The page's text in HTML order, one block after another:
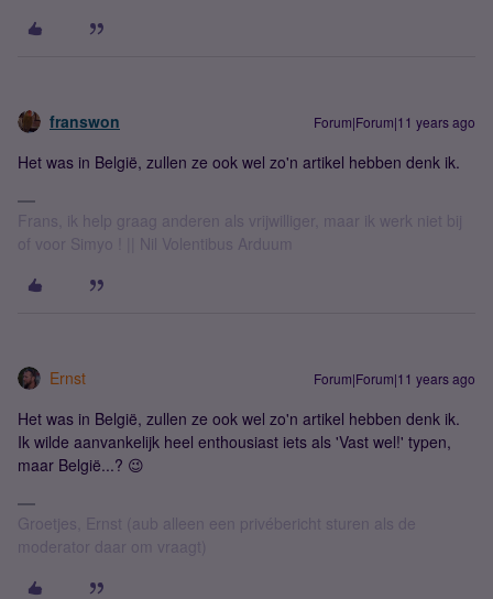
franswon Forum|Forum|11 years ago
Het was in België, zullen ze ook wel zo'n artikel hebben denk ik.
Frans, ik help graag anderen als vrijwilliger, maar ik werk niet bij
of voor Simyo ! || Nil Volentibus Arduum
Ernst Forum|Forum|11 years ago
Het was in België, zullen ze ook wel zo'n artikel hebben denk ik.
Ik wilde aanvankelijk heel enthousiast iets als 'Vast wel!' typen,
maar België...? 😉
Groetjes, Ernst (aub alleen een privébericht sturen als de
moderator daar om vraagt)